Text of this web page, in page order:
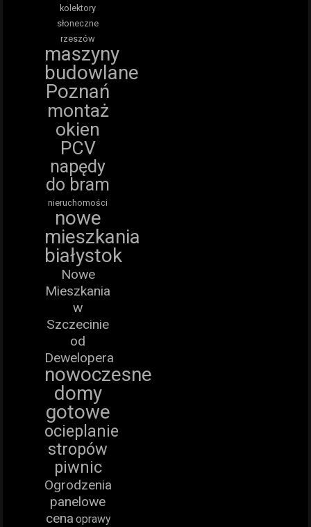
kolektory
słoneczne
rzeszów
maszyny
budowlane
Poznań
montaż
okien
PCV
napędy
do bram
nieruchomości
nowe
mieszkania
białystok
Nowe
Mieszkania
w
Szczecinie
od
Dewelopera
nowoczesne
domy
gotowe
ocieplanie
stropów
piwnic
Ogrodzenia
panelowe
cena oprawy